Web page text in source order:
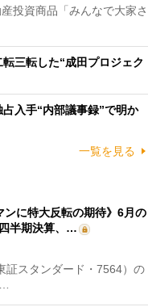
投資商品「みんなで大家さ
三転した“成田プロジェク
入手“内部議事録”で明か
一覧を見る
ンに特大反転の期待》6月の
半期決算、…
スタンダード・7564）の